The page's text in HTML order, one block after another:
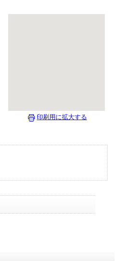
印刷用に拡大する